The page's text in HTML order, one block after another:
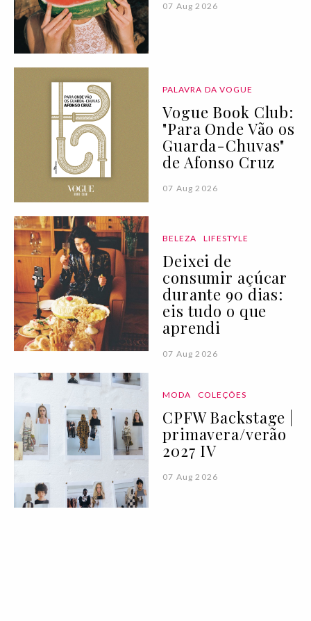
07 Aug 2026
PALAVRA DA VOGUE
Vogue Book Club:
"Para Onde Vão os
Guarda-Chuvas"
de Afonso Cruz
07 Aug 2026
BELEZA LIFESTYLE
Deixei de
consumir açúcar
durante 90 dias:
eis tudo o que
aprendi
07 Aug 2026
MODA COLEÇÕES
CPFW Backstage |
primavera/verão
2027 IV
07 Aug 2026